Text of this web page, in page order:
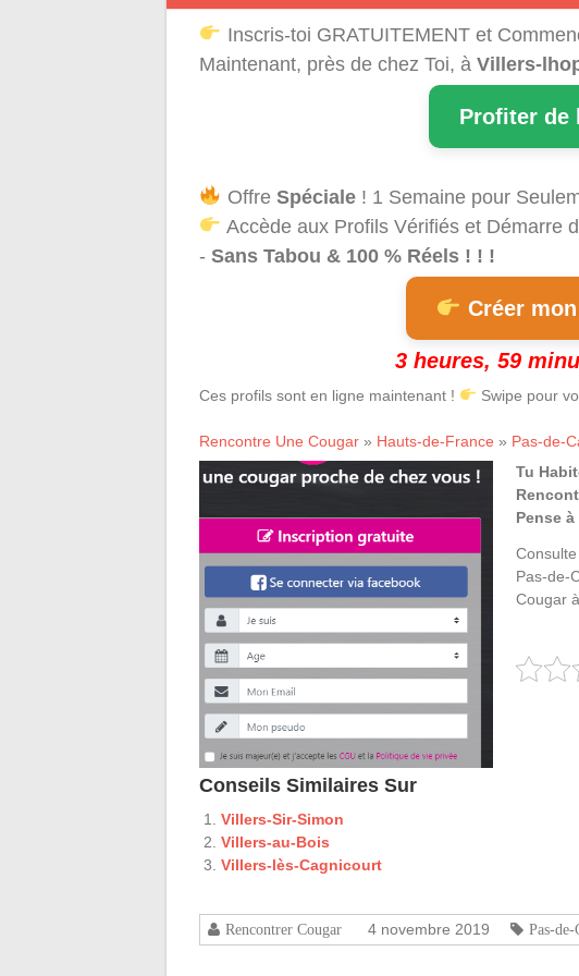
Inscris-toi GRATUITEMENT et
Maintenant, près de chez Toi, à Villers-
Profiter de
Offre Spéciale! 1 Semaine pour
Accède aux Profils Vérifiés et Démarre
- Sans Tabou & 100 % Réels ! ! !
Créer
3 heures, 59
Ces profils sont en ligne maintenant ! Swipe pour
Rencontre Une Cougar » Hauts-de-France » Pas-de-
Tu
Pense
Pas-de-
Cougar
Conseils Similaires Sur
Villers-Sir-Simon
Villers-au-Bois
Villers-lès-Cagnicourt
Rencontrer Cougar 4 novembre 2019 Pas-de-